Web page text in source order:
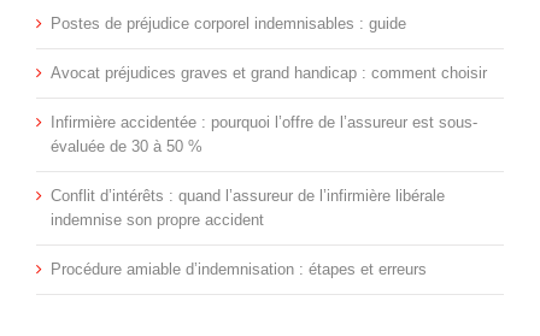
pour
la
victime
d’un
traumatisme
cervical
:
des
victimes
magasin
:
qui
est
responsable
?
après
une
à
Salon-
de-
Postes de préjudice corporel indemnisables : guide
Avocat préjudices graves et grand handicap : comment choisir
Infirmière accidentée : pourquoi l’offre de l’assureur est sous-
évaluée de 30 à 50 %
Conflit d’intérêts : quand l’assureur de l’infirmière libérale
indemnise son propre accident
Procédure amiable d’indemnisation : étapes et erreurs